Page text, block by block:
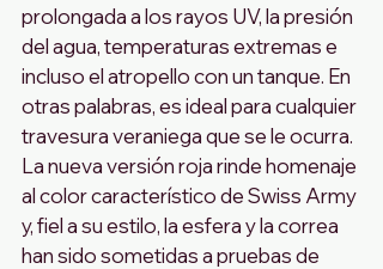
prolongada a los rayos UV, la presión
del agua, temperaturas extremas e
incluso el atropello con un tanque. En
otras palabras, es ideal para cualquier
travesura veraniega que se le ocurra.
La nueva versión roja rinde homenaje
al color característico de Swiss Army
y, fiel a su estilo, la esfera y la correa
han sido sometidas a pruebas de